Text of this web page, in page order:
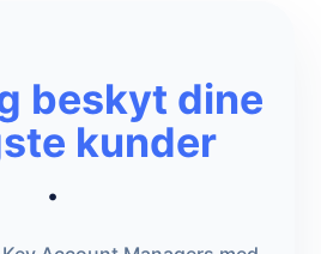
beskyt dine
kunder
.